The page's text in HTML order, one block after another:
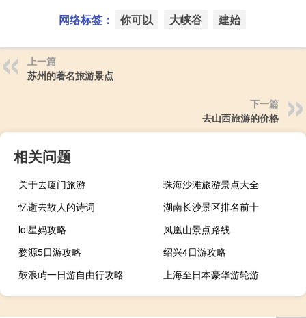
网络标签： 你可以 大峡谷 建始
上一篇
苏州的著名旅游景点
下一篇
去山西旅游的价格
相关问题
关于去厦门旅游
珠海沙滩旅游景点大全
忆逝去故人的诗词
湖南长沙景区排名前十
lol星妈攻略
凤凰山景点路线
婺源5日游攻略
绍兴4日游攻略
鼓浪屿一日游自由行攻略
上海至日本豪华游轮游